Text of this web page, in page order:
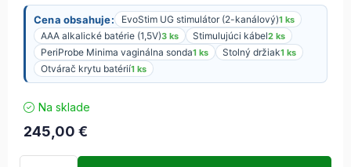
Cena obsahuje: EvoStim UG stimulátor (2-kanálový)1 ks
AAA alkalické batérie (1,5V)3 ks Stimulujúci kábel2 ks
PeriProbe Minima vaginálna sonda1 ks Stolný držiak1 ks
Otvárač krytu batérií1 ks
Na sklade
245,00 €